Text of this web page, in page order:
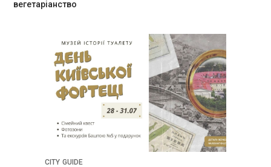
вегетаріанство
CITY GUIDE